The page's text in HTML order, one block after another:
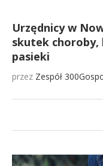
Urzędnicy w
skutek
pasieki
przez Zespół